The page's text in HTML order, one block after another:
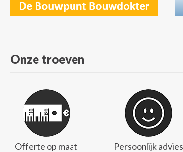
Onze troeven
Offerte op maat Persoonlijk advies